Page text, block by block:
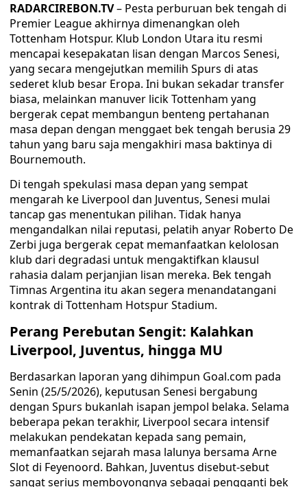
RADARCIREBON.TV– Pesta perburuan bek tengah di
Premier League akhirnya dimenangkan oleh
Tottenham Hotspur. Klub London Utara itu resmi
mencapai kesepakatan lisan dengan Marcos Senesi,
yang secara mengejutkan memilih Spurs di atas
sederet klub besar Eropa. Ini bukan sekadar transfer
biasa, melainkan manuver licik Tottenham yang
bergerak cepat membangun benteng pertahanan
masa depan dengan menggaet bek tengah berusia 29
tahun yang baru saja mengakhiri masa baktinya di
Bournemouth.
Di tengah spekulasi masa depan yang sempat
mengarah ke Liverpool dan Juventus, Senesi mulai
tancap gas menentukan pilihan. Tidak hanya
mengandalkan nilai reputasi, pelatih anyar Roberto De
Zerbi juga bergerak cepat memanfaatkan kelolosan
klub dari degradasi untuk mengaktifkan klausul
rahasia dalam perjanjian lisan mereka. Bek tengah
Timnas Argentina itu akan segera menandatangani
kontrak di Tottenham Hotspur Stadium.
Perang Perebutan Sengit: Kalahkan
Liverpool, Juventus, hingga MU
Berdasarkan laporan yang dihimpun Goal.com pada
Senin (25/5/2026), keputusan Senesi bergabung
dengan Spurs bukanlah isapan jempol belaka. Selama
beberapa pekan terakhir, Liverpool secara intensif
melakukan pendekatan kepada sang pemain,
memanfaatkan sejarah masa lalunya bersama Arne
Slot di Feyenoord. Bahkan, Juventus disebut-sebut
sangat serius memboyongnya sebagai pengganti bek